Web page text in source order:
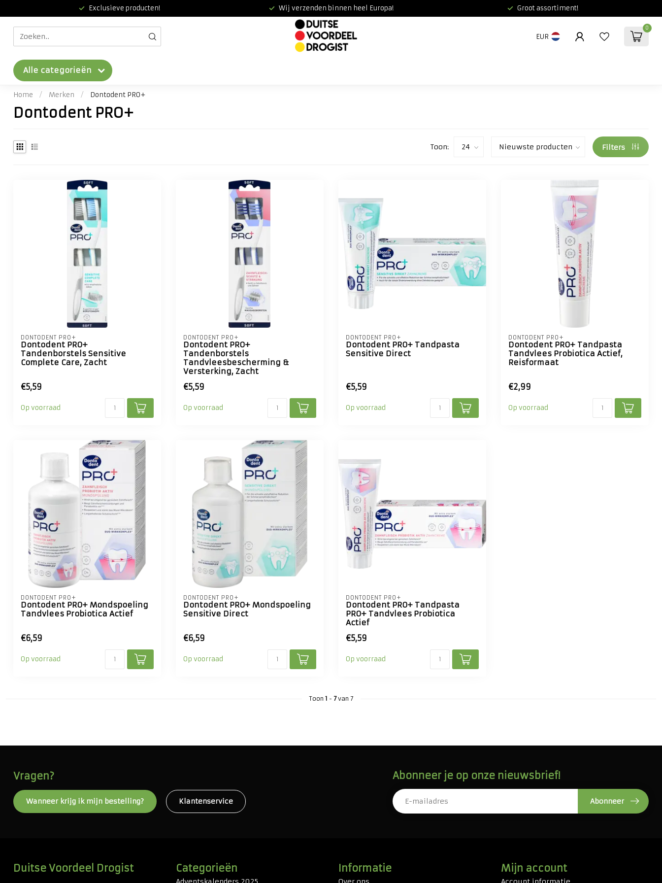
Exclusieve producten! Wij verzenden binnen heel Europa! Groot assortiment!
EUR
0
Alle categorieën
Home / Merken / Dontodent PRO+
Dontodent PRO+
Toon: Filters
DONTODENT PRO+
Dontodent PRO+
Tandenborstels Sensitive
Complete Care, Zacht
€5,59
Op voorraad
DONTODENT PRO+
Dontodent PRO+
Tandenborstels
Tandvleesbescherming &
Versterking, Zacht
€5,59
Op voorraad
DONTODENT PRO+
Dontodent PRO+ Tandpasta
Sensitive Direct
€5,59
Op voorraad
DONTODENT PRO+
Dontodent PRO+ Tandpasta
Tandvlees Probiotica Actief,
Reisformaat
€2,99
Op voorraad
DONTODENT PRO+
Dontodent PRO+ Mondspoeling
Tandvlees Probiotica Actief
€6,59
Op voorraad
DONTODENT PRO+
Dontodent PRO+ Mondspoeling
Sensitive Direct
€6,59
Op voorraad
DONTODENT PRO+
Dontodent PRO+ Tandpasta
PRO+ Tandvlees Probiotica
Actief
€5,59
Op voorraad
Toon 1 - 7van 7
Vragen?
Wanneer krijg ik mijn bestelling? Klantenservice
Abonneer je op onze nieuwsbrief!
Abonneer
Duitse Voordeel Drogist Categorieën Informatie Mijn account